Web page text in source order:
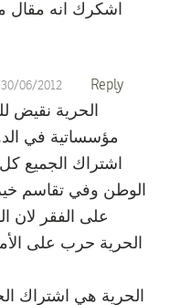
اشكرك انه مقال
06/2012 Reply
الحرية نقيض
مؤسساتية في
اشتراك الجميع
الوطن وفي تقاسم
على الفقر لان
الحرية حرب على
الحرية هي اشتراك